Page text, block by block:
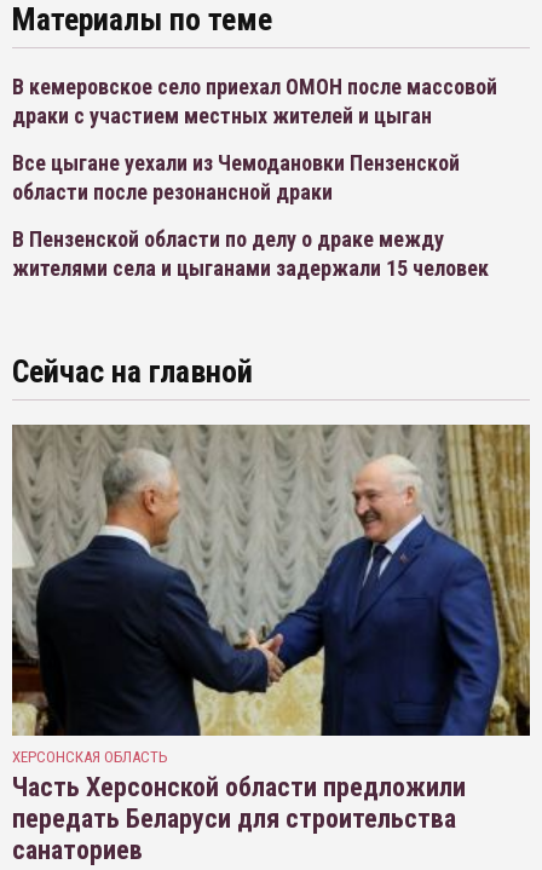
Материалы по теме
В кемеровское село приехал ОМОН после массовой
драки с участием местных жителей и цыган
Все цыгане уехали из Чемодановки Пензенской
области после резонансной драки
В Пензенской области по делу о драке между
жителями села и цыганами задержали 15 человек
Сейчас на главной
ХЕРСОНСКАЯ ОБЛАСТЬ
Часть Херсонской области предложили
передать Беларуси для строительства
санаториев